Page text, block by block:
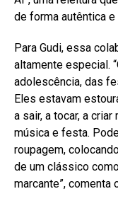
de forma autêntica
Para Gudi, essa
altamente especial.
adolescência, das
Eles estavam
a sair, a tocar, a
música e festa.
roupagem,
de um clássico
marcante”, comenta